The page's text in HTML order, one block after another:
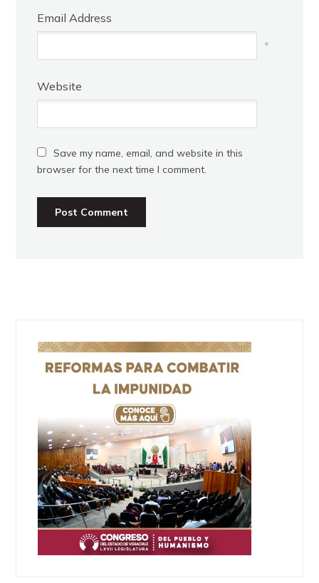
Email Address
*
Website
Save my name, email, and website in this
browser for the next time I comment.